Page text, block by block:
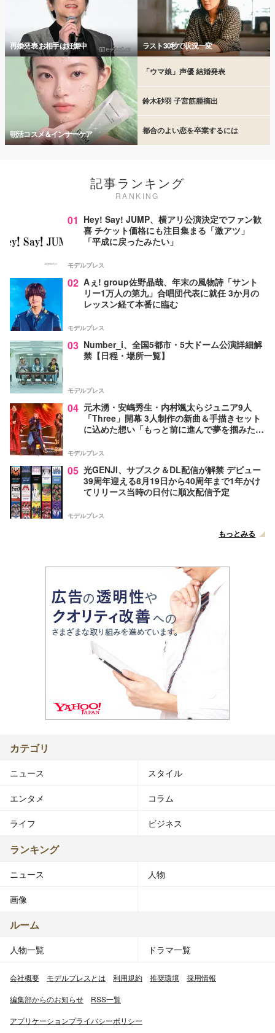
再婚発表 お相手は妊娠中 ラスト30秒で状況一変
朝活コスメ＆インナーケア
「ウマ娘」声優 結婚発表
鈴木砂羽 子宮筋腫摘出
都合のよい恋を卒業するには
記事ランキング
RANKING
01 Hey! Say! JUMP、横アリ公演決定でファン歓
喜 チケット価格にも注目集まる「激アツ」
「平成に戻ったみたい」
モデルプレス
02 Aぇ! group佐野晶哉、年末の風物詩「サント
リー1万人の第九」合唱団代表に就任 3か月の
レッスン経て本番に臨む
モデルプレス
03 Number_i、全国5都市・5大ドーム公演詳細解
禁【日程・場所一覧】
モデルプレス
04 元木湧・安嶋秀生・内村颯太らジュニア9人
「Three」開幕 3人制作の新曲＆手描きセット
に込めた想い「もっと前に進んで夢を掴みた
モデルプレス
05 光GENJI、サブスク＆DL配信が解禁 デビュー
39周年迎える8月19日から40周年まで1年かけ
てリリース当時の日付に順次配信予定
モデルプレス
もっとみる
カテゴリ
ニュース スタイル
エンタメ コラム
ライフ ビジネス
ランキング
ニュース 人物
画像
ルーム
人物一覧 ドラマ一覧
会社概要 モデルプレスとは 利用規約 推奨環境 採用情報
編集部からのお知らせ RSS一覧
アプリケーションプライバシーポリシー